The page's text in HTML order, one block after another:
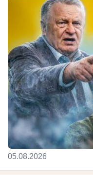
05.08.2026